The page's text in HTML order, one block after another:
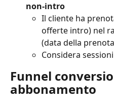
non-intro
Il cliente ha
offerte intro) nel
(data della
Considera
Funnel
abbonamento